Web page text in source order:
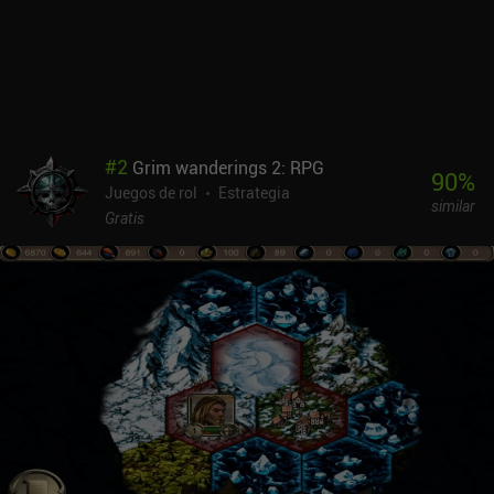
gratuita con sólo uno de los ocho pisos. Gracias a su gran
rejugabilidad, el juego proporciona decenas de horas de diversión,
así que si eres un fan de los dungeon crawlers complejos, esto
puede ser exactamente lo que necesitas.
#2 Grim wanderings 2: RPG
Juegos de rol
Estrategia
Gratis
90%
similar